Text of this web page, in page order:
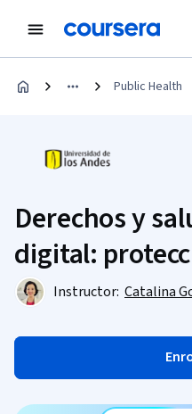
Public Health
Derechos y
digital:
Instructor: Catalina